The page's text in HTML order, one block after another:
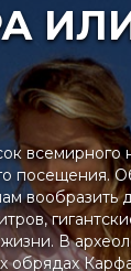
посещения.
вообразить
В
обрядах